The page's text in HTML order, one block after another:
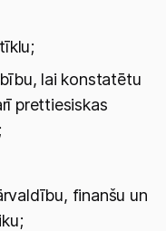
lai konstatētu
prettiesiskas
finanšu un